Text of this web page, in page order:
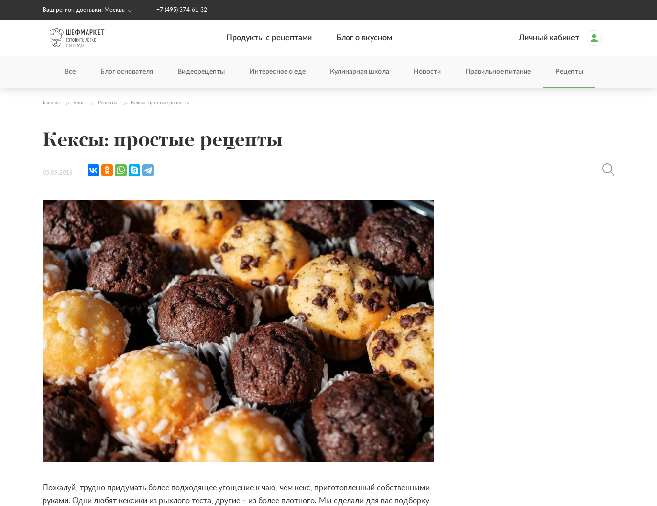
Ваш регион доставки: Москва +7 (495) 374-61-32
Продукты с рецептами Блог о вкусном Личный кабинет
Все Блог основателя Видеорецепты Интересное о еде Кулинарная школа Новости Правильное питание Рецепты
Главная Блог Рецепты Кексы: простые рецепты
Кексы: простые рецепты
05.09.2019
Пожалуй, трудно придумать более подходящее угощение к чаю, чем кекс, приготовленный собственными
руками. Одни любят кексики из рыхлого теста, другие – из более плотного. Мы сделали для вас подборку